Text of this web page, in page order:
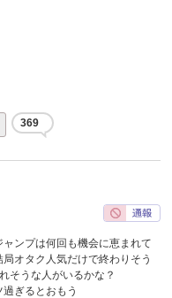
369
ンプは何回も機会に恵まれて
オタク人気だけで終わりそう
そうな人がいるかな？
ぎるとおもう